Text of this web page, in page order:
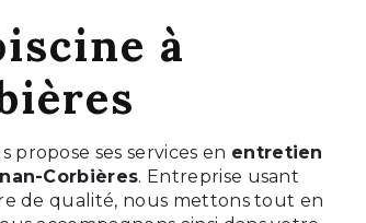
à
propose ses services en entretien
Corbières. Entreprise usant
de qualité, nous mettons tout en